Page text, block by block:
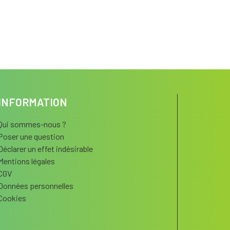
sommes-nous ?
une question
un effet indésirable
légales
personnelles